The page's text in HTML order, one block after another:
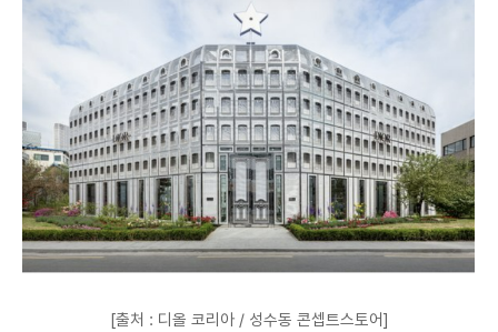
[출처 : 디올 코리아 / 성수동 콘셉트스토어]